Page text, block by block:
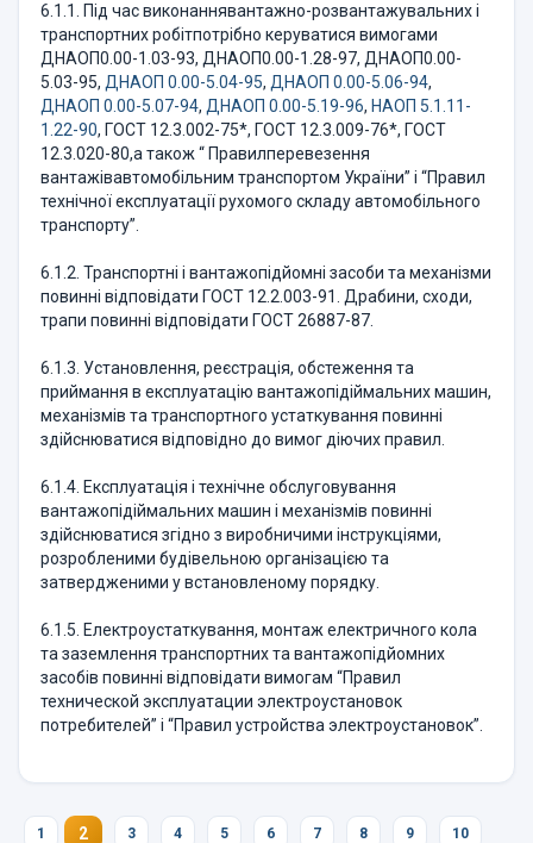
6.1.1. Під час виконаннявантажно-розвантажувальних і
транспортних робітпотрібно керуватися вимогами
ДНАОП0.00-1.03-93, ДНАОП0.00-1.28-97, ДНАОП0.00-
5.03-95, ДНАОП 0.00-5.04-95, ДНАОП 0.00-5.06-94,
ДНАОП 0.00-5.07-94, ДНАОП 0.00-5.19-96, НАОП 5.1.11-
1.22-90, ГОСТ 12.3.002-75*, ГОСТ 12.3.009-76*, ГОСТ
12.3.020-80,а також “ Правилперевезення
вантажівавтомобільним транспортом України” і “Правил
технічної експлуатації рухомого складу автомобільного
транспорту”.
6.1.2. Транспортні і вантажопідйомні засоби та механізми
повинні відповідати ГОСТ 12.2.003-91. Драбини, сходи,
трапи повинні відповідати ГОСТ 26887-87.
6.1.3. Установлення, реєстрація, обстеження та
приймання в експлуатацію вантажопідіймальних машин,
механізмів та транспортного устаткування повинні
здійснюватися відповідно до вимог діючих правил.
6.1.4. Експлуатація і технічне обслуговування
вантажопідіймальних машин і механізмів повинні
здійснюватися згідно з виробничими інструкціями,
розробленими будівельною організацією та
затвердженими у встановленому порядку.
6.1.5. Електроустаткування, монтаж електричного кола
та заземлення транспортних та вантажопідйомних
засобів повинні відповідати вимогам “Правил
технической эксплуатации электроустановок
потребителей” і “Правил устройства электроустановок”.
1 2 3 4 5 6 7 8 9 10